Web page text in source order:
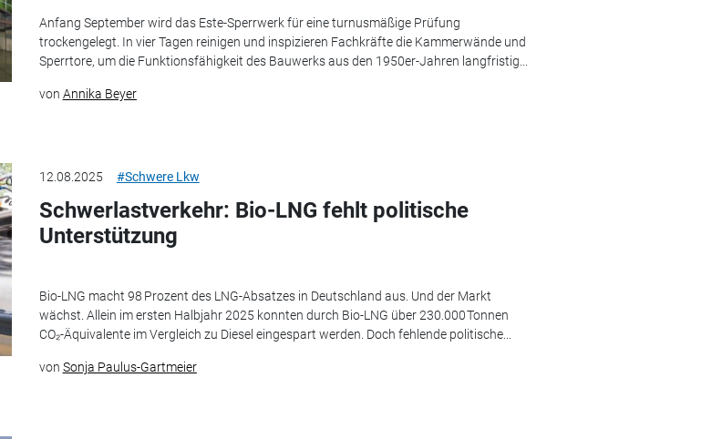
Anfang September wird das Este-Sperrwerk für eine turnusmäßige Prüfung
trockengelegt. In vier Tagen reinigen und inspizieren Fachkräfte die Kammerwände und
Sperrtore, um die Funktionsfähigkeit des Bauwerks aus den 1950er-Jahren langfristig...
von Annika Beyer
12.08.2025 #Schwere Lkw
Schwerlastverkehr: Bio-LNG fehlt politische
Unterstützung
Bio-LNG macht 98 Prozent des LNG-Absatzes in Deutschland aus. Und der Markt
wächst. Allein im ersten Halbjahr 2025 konnten durch Bio-LNG über 230.000 Tonnen
CO₂-Äquivalente im Vergleich zu Diesel eingespart werden. Doch fehlende politische...
von Sonja Paulus-Gartmeier